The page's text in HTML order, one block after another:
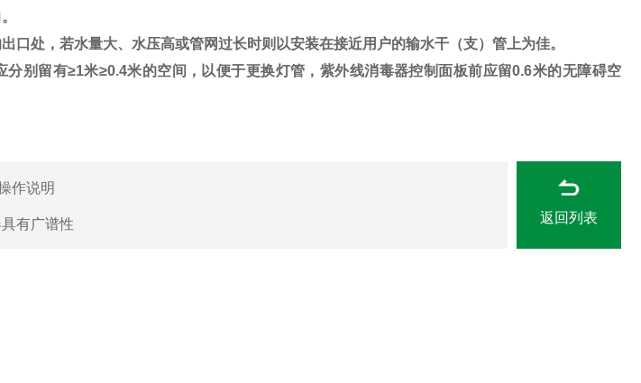
口处，若水量大、水压高或管网过长时则以安装在接近用户的输水干（支）管上为佳。
分别留有≥1米≥0.4米的空间，以便于更换灯管，紫外线消毒器控制面板前应留0.6米的无障碍空
作说明
有广谱性 返回列表